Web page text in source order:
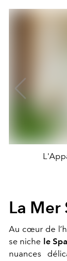
La Mer
Au cœur de
se niche le
nuances